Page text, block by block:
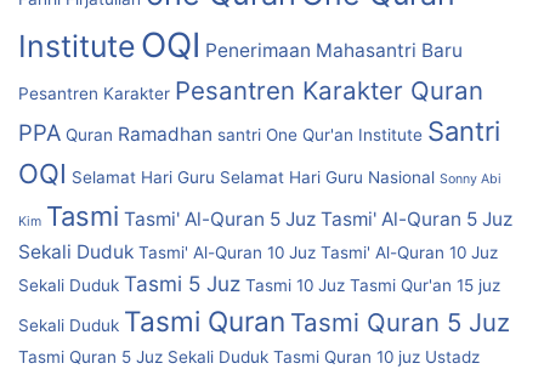
Institute OQI Penerimaan Mahasantri Baru
Pesantren Karakter Pesantren Karakter Quran
PPA Quran Ramadhan santri One Qur'an Institute Santri
OQI Selamat Hari Guru Selamat Hari Guru Nasional Sonny Abi
Kim Tasmi Tasmi' Al-Quran 5 Juz Tasmi' Al-Quran 5 Juz
Sekali Duduk Tasmi' Al-Quran 10 Juz Tasmi' Al-Quran 10 Juz
Sekali Duduk Tasmi 5 Juz Tasmi 10 Juz Tasmi Qur'an 15 juz
Sekali Duduk Tasmi Quran Tasmi Quran 5 Juz
Tasmi Quran 5 Juz Sekali Duduk Tasmi Quran 10 juz Ustadz